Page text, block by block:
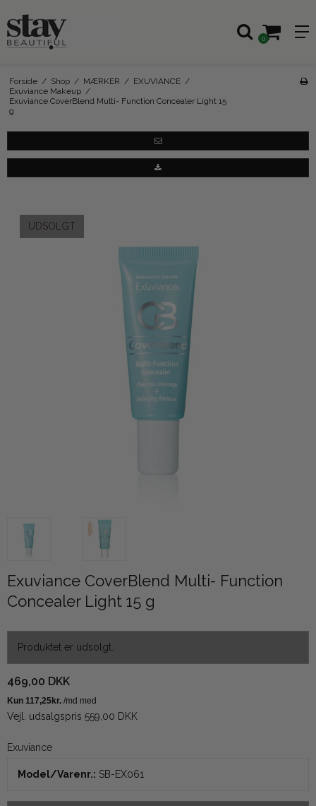
0
Forside / Shop / MÆRKER / EXUVIANCE /
Exuviance Makeup /
Exuviance CoverBlend Multi- Function Concealer Light 15
g
UDSOLGT
Exuviance CoverBlend Multi- Function
Concealer Light 15 g
Produktet er udsolgt.
469,00 DKK
Vejl. udsalgspris 559,00 DKK
Exuviance
Model/Varenr.: SB-EX061